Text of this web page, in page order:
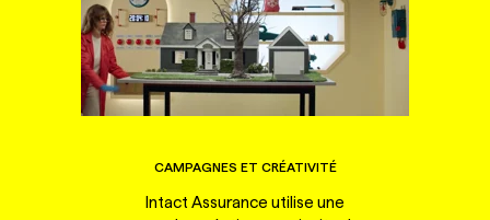
CAMPAGNES ET CRÉATIVITÉ
Intact Assurance utilise une